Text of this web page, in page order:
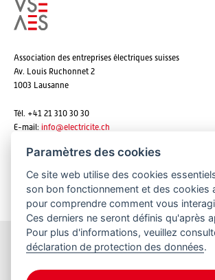
Association des entreprises électriques suisses
Av. Louis Ruchonnet 2
1003 Lausanne
Tél. +41 21 310 30 30
E-mail: info@electricite.ch
S'abonner aux
Restez informés
Paramètres des cookies
Ce site web utilise des cookies
son bon fonctionnement et des cookies
pour comprendre comment vous
Ces derniers ne seront définis qu'après
Pour plus d'informations, veuillez
déclaration de protection des données.